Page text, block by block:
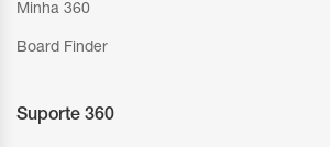
Minha 360
Board Finder
Suporte 360